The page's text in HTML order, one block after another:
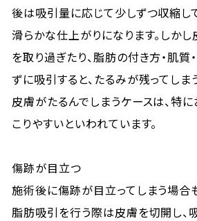
後は吸引量に応じて少しずつ収縮し
滑らかな仕上がりになります。しか
を取り過ぎたり、脂肪の付き方・肌
ずに吸引すると、たるみが残ってしま
皮膚がたるんでしまうケースは、特
こりやすいといわれています。
傷跡が目立つ
施術後に傷跡が目立ってしまう場合
脂肪吸引を行う際は皮膚を切開し、